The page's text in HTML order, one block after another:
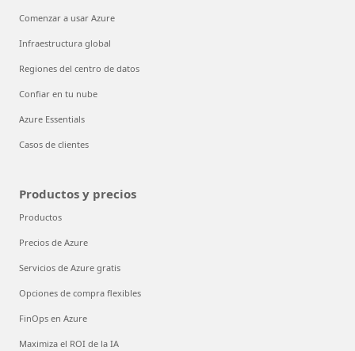
Comenzar a usar Azure
Infraestructura global
Regiones del centro de datos
Confiar en tu nube
Azure Essentials
Casos de clientes
Productos y precios
Productos
Precios de Azure
Servicios de Azure gratis
Opciones de compra flexibles
FinOps en Azure
Maximiza el ROI de la IA